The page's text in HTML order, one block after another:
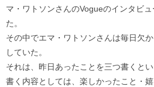
マ・ワトソンさんのVogueのインタビ
た。
その中でエマ・ワトソンさんは毎日欠
していた。
それは、昨日あったことを三つ書くとい
書く内容としては、楽しかったこと・